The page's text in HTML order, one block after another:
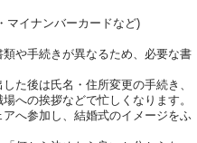
マイナンバーカードなど)
や手続きが異なるため、必要な書
た後は氏名・住所変更の手続き、
への挨拶などで忙しくなります。
へ参加し、結婚式のイメージをふ